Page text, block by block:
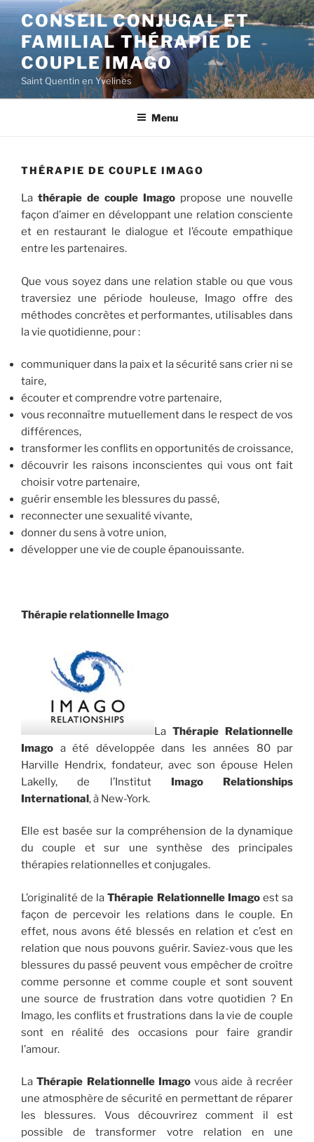
Aller
contenu
principal
CONSEIL CONJUGAL ET
FAMILIAL THÉRAPIE DE
COUPLE IMAGO
Saint Quentin en Yvelines
Menu
THÉRAPIE DE COUPLE IMAGO
La thérapie de couple Imago propose une nouvelle
façon d’aimer en développant une relation consciente
et en restaurant le dialogue et l’écoute empathique
entre les partenaires.
Que vous soyez dans une relation stable ou que vous
traversiez une période houleuse, Imago offre des
méthodes concrètes et performantes, utilisables dans
la vie quotidienne, pour :
communiquer dans la paix et la sécurité sans crier ni se
taire,
écouter et comprendre votre partenaire,
vous reconnaître mutuellement dans le respect de vos
différences,
transformer les conflits en opportunités de croissance,
découvrir les raisons inconscientes qui vous ont fait
choisir votre partenaire,
guérir ensemble les blessures du passé,
reconnecter une sexualité vivante,
donner du sens à votre union,
développer une vie de couple épanouissante.
Thérapie relationnelle Imago
La Thérapie Relationnelle
Imago a été développée dans les années 80 par
Harville Hendrix, fondateur, avec son épouse Helen
Lakelly, de l’Institut Imago Relationships
International, à New-York.
Elle est basée sur la compréhension de la dynamique
du couple et sur une synthèse des principales
thérapies relationnelles et conjugales.
L’originalité de laThérapie Relationnelle Imagoest sa
façon de percevoir les relations dans le couple. En
effet, nous avons été blessés en relation et c’est en
relation que nous pouvons guérir. Saviez-vous que les
blessures du passé peuvent vous empêcher de croître
comme personne et comme couple et sont souvent
une source de frustration dans votre quotidien ? En
Imago, les conflits et frustrations dans la vie de couple
sont en réalité des occasions pour faire grandir
l’amour.
LaThérapie Relationnelle Imagovous aide à recréer
une atmosphère de sécurité en permettant de réparer
les blessures. Vous découvrirez comment il est
possible de transformer votre relation en une